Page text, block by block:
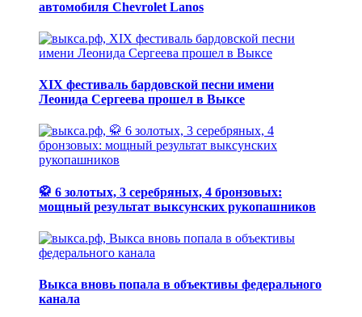
автомобиля Chevrolet Lanos
XIX фестиваль бардовской песни имени
Леонида Сергеева прошел в Выксе
🥋 6 золотых, 3 серебряных, 4 бронзовых:
мощный результат выксунских рукопашников
Выкса вновь попала в объективы федерального
канала